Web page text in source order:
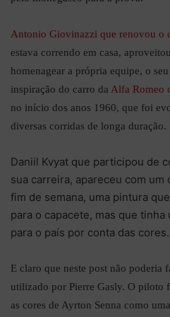
Antonio Giovinazzi que renovou o
estava correndo em casa,
homenagear a própria equipe, o
inspiração do carro da Alfa Romeo
no início dos anos 1960, que foi
diversas corridas de longa duração.
Daniil Kvyat que participou de
sua carreira, apareceu com um
fim de semana, uma pintura
para o capacete, mas que
para o país por conta das cores.
E claro que neste post não poderia
utilizado por Pierre Gasly. O piloto
as cores de Ayrton Senna como